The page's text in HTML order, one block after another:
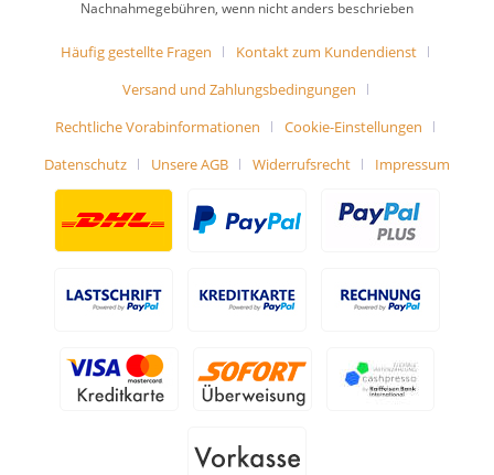
Nachnahmegebühren, wenn nicht anders beschrieben
Häufig gestellte Fragen
Kontakt zum Kundendienst
Versand und Zahlungsbedingungen
Rechtliche Vorabinformationen
Cookie-Einstellungen
Datenschutz
Unsere AGB Widerrufsrecht Impressum